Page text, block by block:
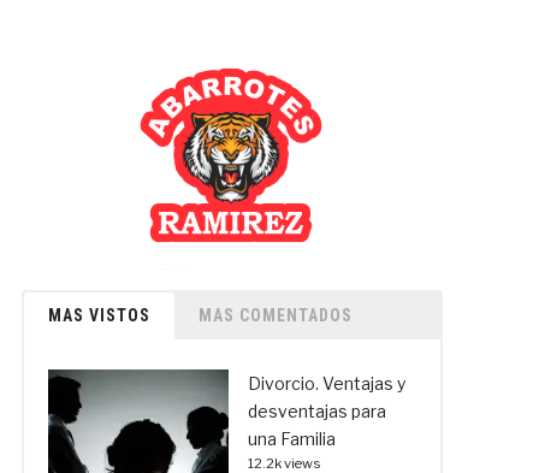
MAS VISTOS MAS COMENTADOS
Divorcio. Ventajas y
desventajas para
una Familia
12.2k views